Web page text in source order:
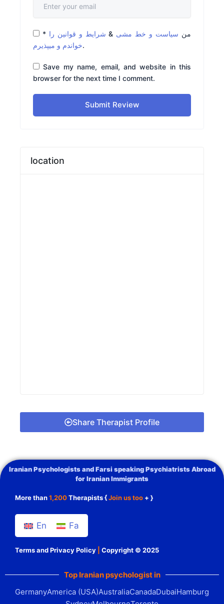
* من سیاست و خط مشی & شرایط و قوانین را
خواندم و میپذیرم.
Save my name, email, and website in this
browser for the next time I comment.
Submit Review
location
Share Therapist Profile
Iranian Psychologists and Farsi speaking Psychiatrists Abroad
for Iranian Immigrants
More than1,200Therapists {Join us too + }
En Fa
Terms and Privacy Policy Copyright © 2025
Top Iranian psychologist in
GermanyAmerica (USA)AustraliaCanadaDubaiHamburg